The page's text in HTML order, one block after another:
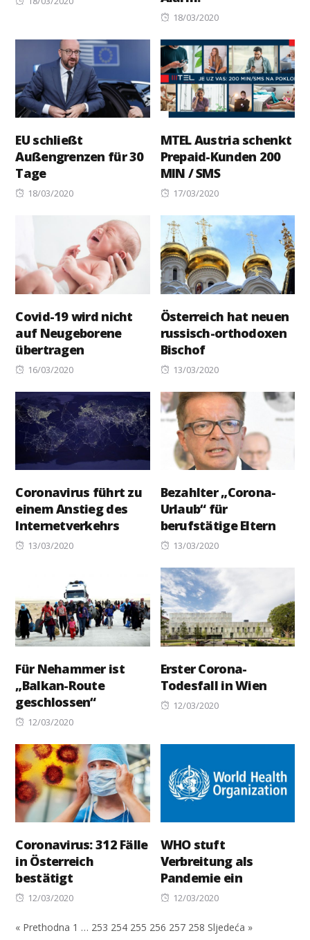
Posted
18/03/2020
EU schließt
Außengrenzen für 30
Tage
Posted
18/03/2020
MTEL Austria schenkt
Prepaid-Kunden 200
MIN / SMS
Posted
17/03/2020
Covid-19 wird nicht
auf Neugeborene
übertragen
Posted
16/03/2020
Österreich hat neuen
russisch-orthodoxen
Bischof
Posted
13/03/2020
Coronavirus führt zu
einem Anstieg des
Internetverkehrs
Posted
13/03/2020
Bezahlter „Corona-
Urlaub“ für
berufstätige Eltern
Posted
13/03/2020
Für Nehammer ist
„Balkan-Route
geschlossen“
Posted
12/03/2020
Erster Corona-
Todesfall in Wien
Posted
12/03/2020
Coronavirus: 312 Fälle
in Österreich
bestätigt
Posted
12/03/2020
WHO stuft
Verbreitung als
Pandemie ein
Posted
12/03/2020
« Prethodna 1 … 253 254 255 256 257 258 Sljedeća »